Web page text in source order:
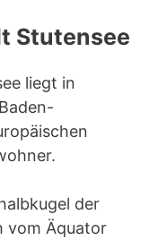
Stutensee
liegt in
der
vom Äquator